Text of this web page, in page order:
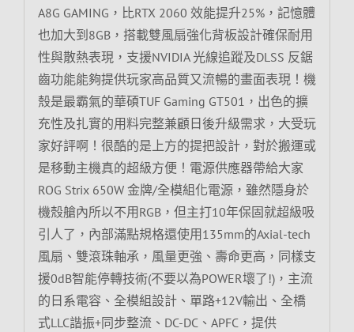
A8G GAMING，比RTX 2060 效能提升25%，記憶體
也加大到8GB，搭載雙風扇強化背板設計確保耐用
性與散熱表現，支援NVIDIA 光線追蹤及DLSS 反鋸
齒功能能夠提供玩家高品質又流暢的畫面表現！機
殼是最霸氣的華碩TUF Gaming GT501，出色的擴
充性及扎實的用料完整兼顧日後升級需求，大受玩
家好評啊！很酷的是上方的提把設計，對於搬運或
是移動主機真的超級方便！電源供應器帶給大家
ROG Strix 650W 金牌/全模組化電源，雖然隱身於
機殼艙內所以不用RGB，但主打10年保固就超級吸
引人了，內部滿點規格還使用135mm的Axial-tech
風扇、雙滾珠軸承，風量更強、壽命更高，同樣支
援0dB智能停轉技術(不要以為POWER壞了!)，主流
的日系電容、全模組設計、單路+12V輸出、全橋
式LLC諧振+同步整流、DC-DC、APFC，提供